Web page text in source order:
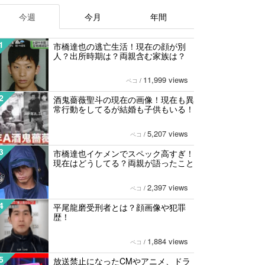
今週 今月 年間
市橋達也の逃亡生活！現在の顔が別
人？出所時期は？両親含む家族は？
ペコ / 11,999 views
酒鬼薔薇聖斗の現在の画像！現在も異
常行動をしてるが結婚も子供もいる！
ペコ / 5,207 views
市橋達也イケメンでスペック高すぎ！
現在はどうしてる？両親が語ったこと
ペコ / 2,397 views
平尾龍磨受刑者とは？顔画像や犯罪
歴！
ペコ / 1,884 views
放送禁止になったCMやアニメ、ドラ